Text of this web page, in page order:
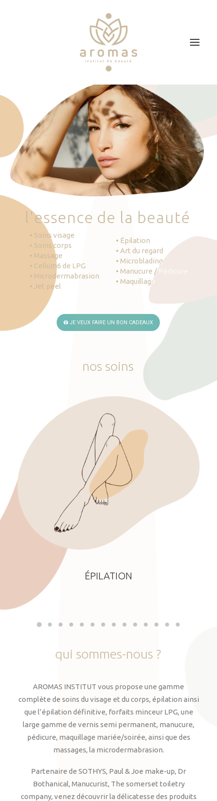
Soins
Je veux faire un bon cadeau
Plan d’accès
Prendre RDV
'essence de la beauté
• Soins visage
• Soins corps
• Massage
• Cellum6 de LPG
• Microdermabrasion
• Jet peel
• Épilation
• Art du regard
• Microblading
• Manucure / Pédicure
• Maquillage
JE VEUX FAIRE UN BON CADEAUX
nos soins
ÉPILATION
qui sommes-nous ?
AROMAS INSTITUT vous propose une gamme
complète de soins du visage et du corps, épilation ainsi
que l’épilation définitive, forfaits minceur LPG, une
large gamme de vernis semi permanent, manucure,
pédicure, maquillage mariée/soirée, ainsi que des
massages, la microdermabrasion.
Partenaire de SOTHYS, Paul & Joe make-up, Dr
Bothanical, Manucurist, The somerset toiletry
company, venez découvrir la délicatesse des produits